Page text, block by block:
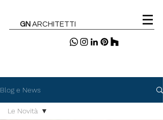
GN ARCHITETTI
Blog e News
Le Novità